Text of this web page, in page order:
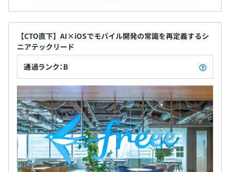
【CTO直下】AI×iOSでモバイル開発の常識を再定義するシ
ニアテックリード
通過ランク：B